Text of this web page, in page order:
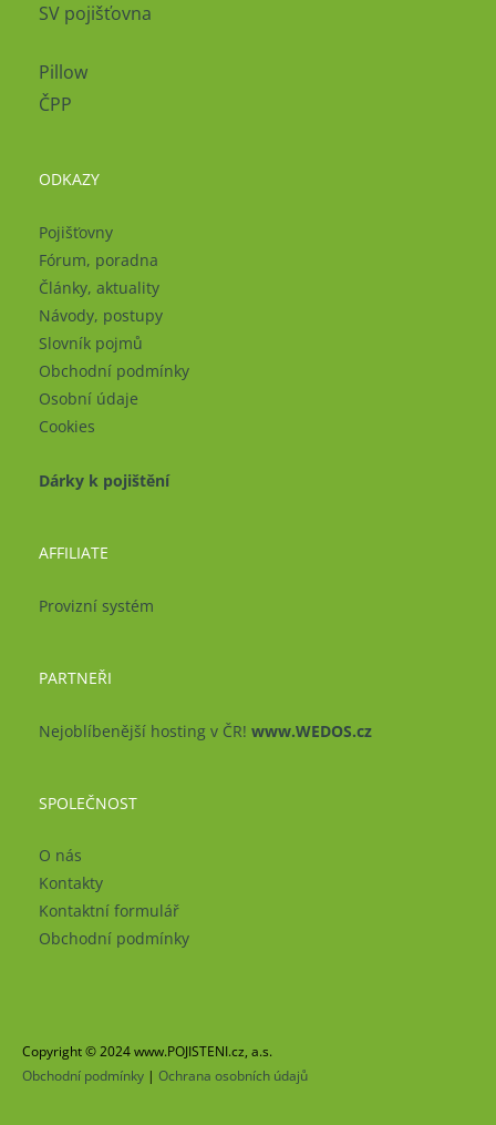
SV pojišťovna
Pillow
ČPP
ODKAZY
Pojišťovny
Fórum, poradna
Články, aktuality
Návody, postupy
Slovník pojmů
Obchodní podmínky
Osobní údaje
Cookies
Dárky k pojištění
AFFILIATE
Provizní systém
PARTNEŘI
Nejoblíbenější hosting v ČR! www.WEDOS.cz
SPOLEČNOST
O nás
Kontakty
Kontaktní formulář
Obchodní podmínky
Copyright © 2024 www.POJISTENI.cz, a.s.
Obchodní podmínky | Ochrana osobních údajů